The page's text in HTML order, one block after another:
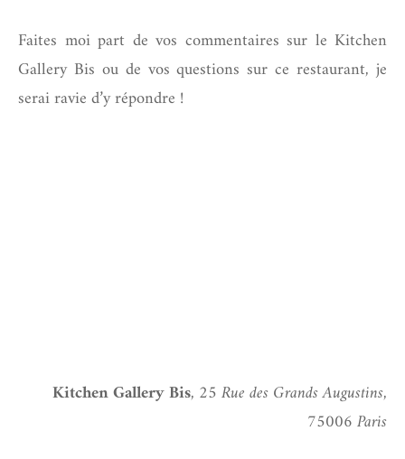
Faites moi part de vos commentaires sur le Kitchen
Gallery Bis ou de vos questions sur ce restaurant, je
serai ravie d’y répondre !
Kitchen Gallery Bis, 25 Rue des Grands Augustins,
75006 Paris